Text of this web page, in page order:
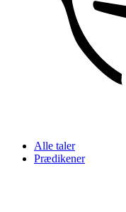
Alle taler
Prædikener